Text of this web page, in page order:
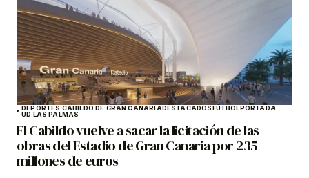
DEPORTES CABILDO DE GRAN CANARIADESTACADOSFÚTBOLPORTADA
UD LAS PALMAS
El Cabildo vuelve a sacar la licitación de las
obras del Estadio de Gran Canaria por 235
millones de euros